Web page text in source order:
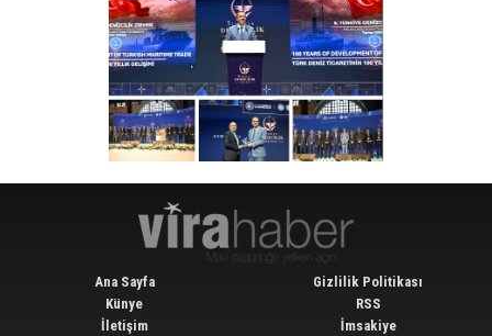
Ana Sayfa
Künye
İletişim
Gizlilik Politikası
RSS
İmsakiye